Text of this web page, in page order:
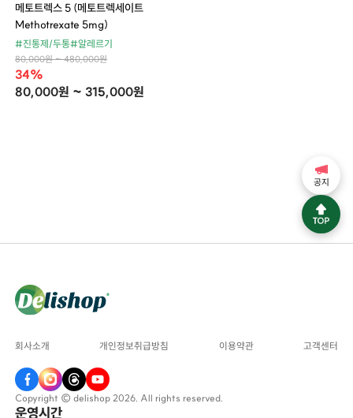
메토트렉스 5 (메토트렉세이트
Methotrexate 5mg)
#진통제/두통#알레르기
80,000원 ~ 480,000원
34%
80,000원 ~ 315,000원
회사소개 개인정보취급방침 이용약관 고객센터
Copyright © delishop 2026. All rights reserved.
운영시간
공지